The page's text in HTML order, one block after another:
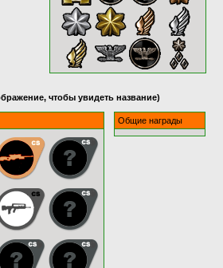
чтобы увидеть название)
Общие награды